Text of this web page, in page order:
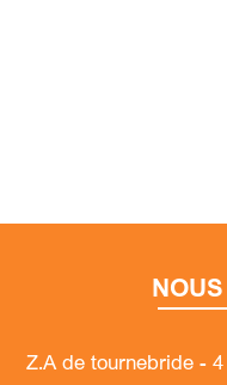
Z.A de tournebride -